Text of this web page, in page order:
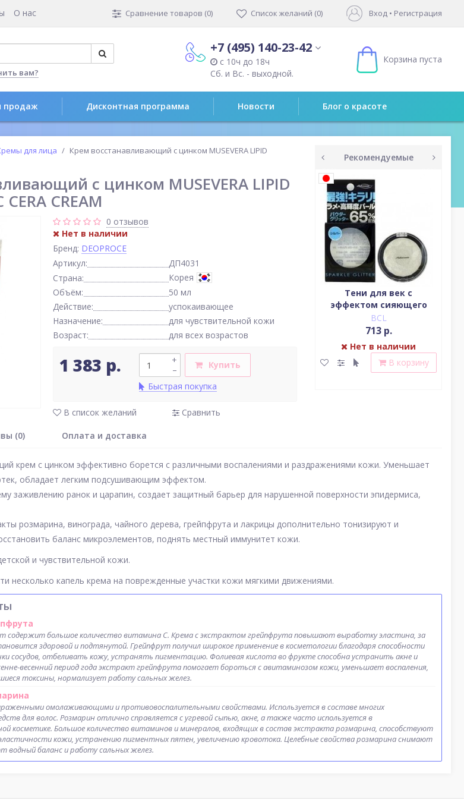
О нас Сравнение товаров (0) Список желаний (0) Вход • Регистрация
вам?
+7 (495) 140-23-42
с 10ч до 18ч
Сб. и Вс. - выходной.
Корзина пуста
продаж Дисконтная программа Новости Блог о красоте
для лица
Крем восстанавливающий с цинком MUSEVERA LIPID
с цинком MUSEVERA LIPID
CREAM
0 отзывов
Нет в наличии
Бренд: DEOPROCE
Артикул:
ДП4031
Страна:
Корея
Объём:
50 мл
Действие:
успокаивающее
Назначение:
для чувствительной кожи
Возраст:
для всех возрастов
1 383 р. –
+
Купить
Быстрая покупка
В список желаний Сравнить
Рекомендуемые
подводка (цвет
насыщенный черный)
BCL
2 379 р.
Тени для век c
эффектом сияющего
блеска (серебро)
BCL
713 р.
Нет в наличии
В корзину
(0) Оплата и доставка
крем с цинком эффективно борется с различными воспалениями и раздражениями кожи. Уменьшает
обладает легким подсушивающим эффектом.
заживлению ранок и царапин, создает защитный барьер для нарушенной поверхности эпидермиса,
розмарина, винограда, чайного дерева, грейпфрута и лакрицы дополнительно тонизируют и
баланс микроэлементов, поднять местный иммунитет кожи.
и чувствительной кожи.
несколько капель крема на поврежденные участки кожи мягкими движениями.
содержит большое количество витамина C. Крема с экстрактом грейпфрута повышают выработку эластина, за
здоровой и подтянутой. Грейпфрут получил широкое применение в косметологии благодаря способности
сосудов, отбеливать кожу, устранять пигментацию. Фолиевая кислота во фрукте способна устранить акне и
весенний период года экстракт грейпфрута помогает бороться с авитаминозом кожи, уменьшает воспаления,
токсины, нормализует работу сальных желез.
омолаживающими и противовоспалительными свойствами. Используется в составе многих
для волос. Розмарин отлично справляется с угревой сыпью, акне, а также часто используется в
косметике. Большое количество витаминов и минералов, входящих в состав экстракта розмарина, способствуют
кожи, устранению пигментных пятен, увеличению кровотока. Целебные свойства розмарина снимают
водный баланс и работу сальных желез.